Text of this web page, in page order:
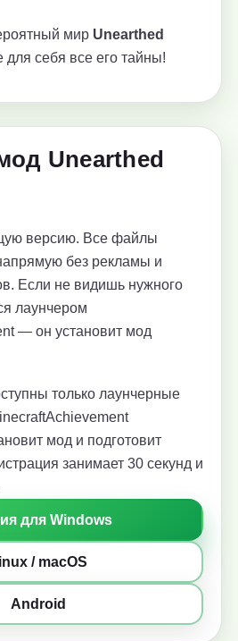
мир Unearthed
для себя все его тайны!
Unearthed
версию. Все файлы
без рекламы и
Если не видишь нужного
лаунчером
— он установит мод
только лаунчерные
мод и подготовит
занимает 30 секунд и
для Windows
/ macOS
Android